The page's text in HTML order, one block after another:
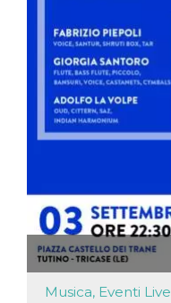
Musica, Eventi